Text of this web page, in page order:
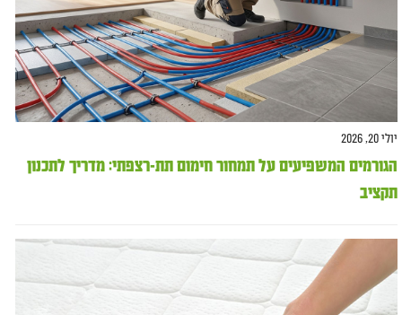
יולי 20, 2026
הגורמים המשפיעים על תמחור חימום תת-רצפתי: מדריך לתכנון
תקציב